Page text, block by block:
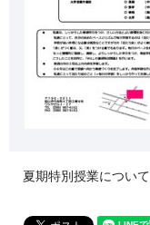
夏期特別授業について